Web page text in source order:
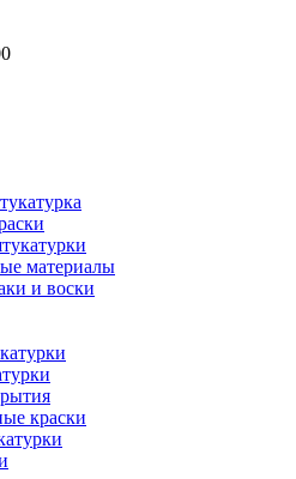
материалы
и воски
краски